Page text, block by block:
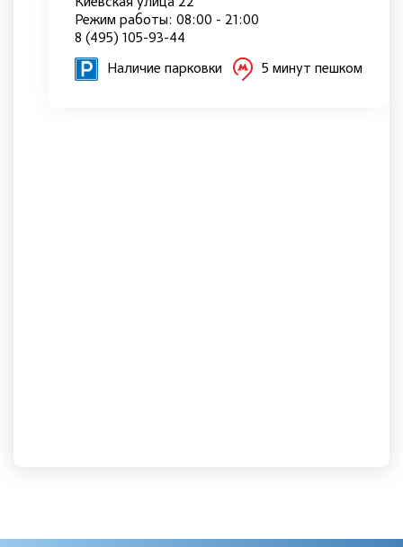
Режим работы: 08:00 - 21:00
8 (495) 105-93-44
Наличие парковки 5 минут пешком